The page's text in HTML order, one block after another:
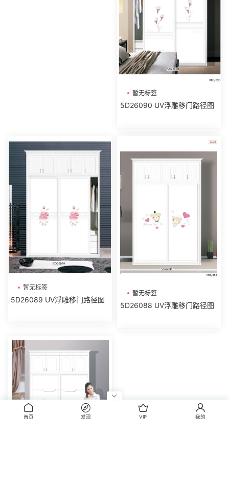
暂无标签
5D26090 UV浮雕移门路径图
暂无标签
5D26089 UV浮雕移门路径图
暂无标签
5D26088 UV浮雕移门路径图
首页 发现 VIP 我的